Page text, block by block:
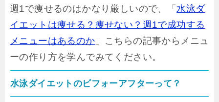
週1で痩せるのはかなり厳しいので、「水泳ダ
イエットは痩せる？痩せない？週1で成功する
メニューはあるのか 」こちらの記事からメニュ
ーの作り方を学んでみてください。
水泳ダイエットのビフォーアフターって？